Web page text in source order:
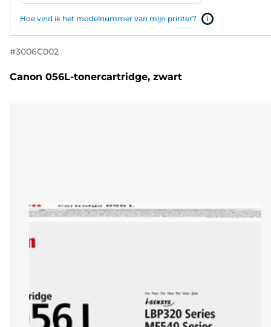
Hoe vind ik het modelnummer van mijn printer?
#3006C002
Canon 056L-tonercartridge, zwart